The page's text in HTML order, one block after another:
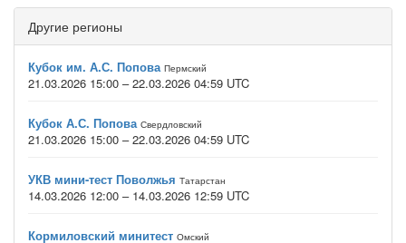
Другие регионы
Кубок им. А.С. Попова Пермский
21.03.2026 15:00 – 22.03.2026 04:59 UTC
Кубок А.С. Попова Свердловский
21.03.2026 15:00 – 22.03.2026 04:59 UTC
УКВ мини-тест Поволжья Татарстан
14.03.2026 12:00 – 14.03.2026 12:59 UTC
Кормиловский минитест Омский